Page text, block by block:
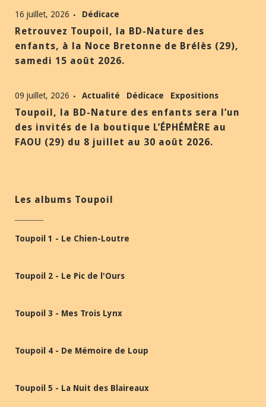
16 juillet, 2026 Dédicace
Retrouvez Toupoil, la BD-Nature des
enfants, à la Noce Bretonne de Brélès (29),
samedi 15 août 2026.
09 juillet, 2026 Actualité Dédicace Expositions
Toupoil, la BD-Nature des enfants sera l’un
des invités de la boutique L’ÉPHÉMÈRE au
FAOU (29) du 8 juillet au 30 août 2026.
Les albums Toupoil
Toupoil 1 - Le Chien-Loutre
Toupoil 2 - Le Pic de l'Ours
Toupoil 3 - Mes Trois Lynx
Toupoil 4 - De Mémoire de Loup
Toupoil 5 - La Nuit des Blaireaux